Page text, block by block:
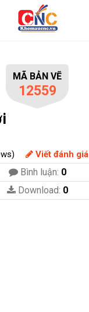
MÃ BẢN VẼ
12559
Viết đánh giá
Bình luận: 0
Download: 0